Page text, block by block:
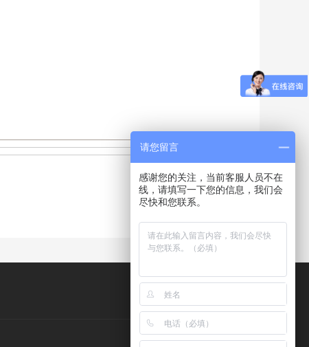
请您留言
感谢您的关注，当前客服人员不在
线，请填写一下您的信息，我们会
尽快和您联系。